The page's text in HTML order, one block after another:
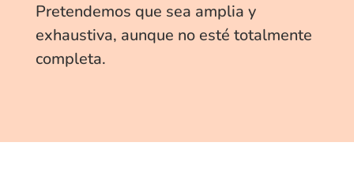
Pretendemos que sea amplia y
exhaustiva, aunque no esté totalmente
completa.